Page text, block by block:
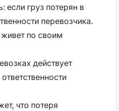
если груз потерян в
перевозчика.
по своим
действует
что потеря